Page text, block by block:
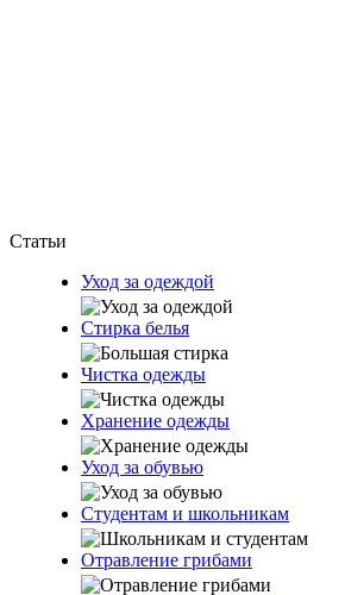
Статьи
Уход за одеждой
Стирка белья
Чистка одежды
Хранение одежды
Уход за обувью
Студентам и школьникам
Отравление грибами